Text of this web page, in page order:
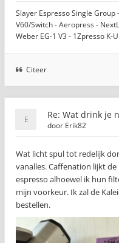
Slayer Espresso Single
V60/Switch - Aeropress -
Weber EG-1 V3 - 1Zpresso K-
Citeer
Re: Wat drink je
door Erik82
Wat licht spul tot redelijk
vanalles. Caffenation lijkt
espresso alhoewel ik hun
mijn voorkeur. Ik zal de
bestellen.